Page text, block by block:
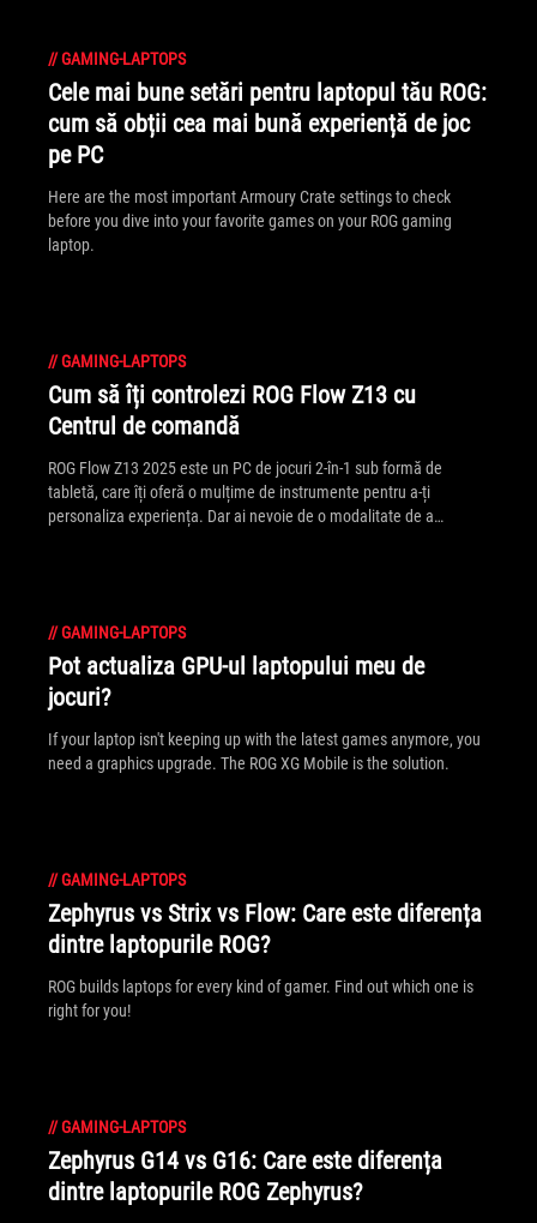
//GAMING-LAPTOPS
Cele mai bune setări pentru laptopul tău ROG:
cum să obții cea mai bună experiență de joc
pe PC
Here are the most important Armoury Crate settings to check
before you dive into your favorite games on your ROG gaming
laptop.
//GAMING-LAPTOPS
Cum să îți controlezi ROG Flow Z13 cu
Centrul de comandă
ROG Flow Z13 2025 este un PC de jocuri 2-în-1 sub formă de
tabletă, care îți oferă o mulțime de instrumente pentru a-ți
personaliza experiența. Dar ai nevoie de o modalitate de a
//GAMING-LAPTOPS
Pot actualiza GPU-ul laptopului meu de
jocuri?
If your laptop isn't keeping up with the latest games anymore, you
need a graphics upgrade. The ROG XG Mobile is the solution.
//GAMING-LAPTOPS
Zephyrus vs Strix vs Flow: Care este diferența
dintre laptopurile ROG?
ROG builds laptops for every kind of gamer. Find out which one is
right for you!
//GAMING-LAPTOPS
Zephyrus G14 vs G16: Care este diferența
dintre laptopurile ROG Zephyrus?